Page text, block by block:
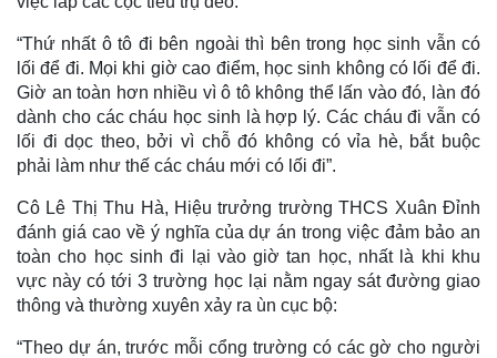
“Thứ nhất ô tô đi bên ngoài thì bên trong học sinh vẫn có
lối để đi. Mọi khi giờ cao điểm, học sinh không có lối để đi.
Giờ an toàn hơn nhiều vì ô tô không thể lấn vào đó, làn đó
dành cho các cháu học sinh là hợp lý. Các cháu đi vẫn có
lối đi dọc theo, bởi vì chỗ đó không có vỉa hè, bắt buộc
phải làm như thế các cháu mới có lối đi”.
Cô Lê Thị Thu Hà, Hiệu trưởng trường THCS Xuân Đỉnh
đánh giá cao về ý nghĩa của dự án trong việc đảm bảo an
toàn cho học sinh đi lại vào giờ tan học, nhất là khi khu
vực này có tới 3 trường học lại nằm ngay sát đường giao
thông và thường xuyên xảy ra ùn cục bộ:
“Theo dự án, trước mỗi cổng trường có các gờ cho người